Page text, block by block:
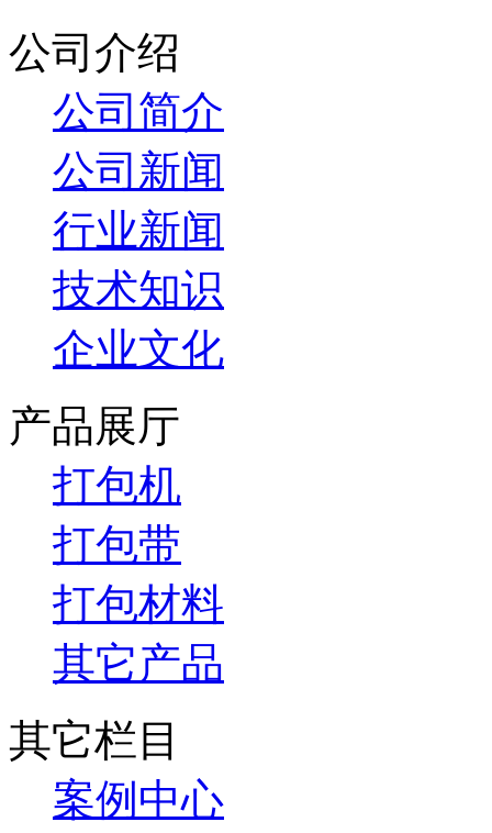
公司介绍
公司简介
公司新闻
行业新闻
技术知识
企业文化
产品展厅
打包机
打包带
打包材料
其它产品
其它栏目
案例中心